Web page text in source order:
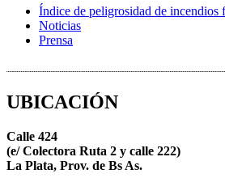
Índice de peligrosidad de incendios
Noticias
Prensa
UBICACIÓN
Calle 424
(e/ Colectora Ruta 2 y calle 222)
La Plata, Prov. de Bs As.